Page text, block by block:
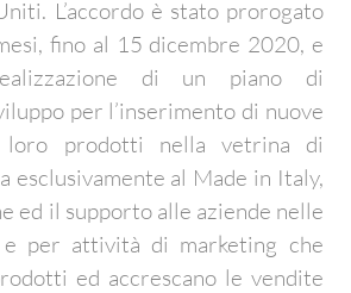
L’accordo è stato prorogato
fino al 15 dicembre 2020, e
di un piano di
per l’inserimento di nuove
loro prodotti nella vetrina di
esclusivamente al Made in Italy,
ed il supporto alle aziende nelle
per attività di marketing che
ed accrescano le vendite